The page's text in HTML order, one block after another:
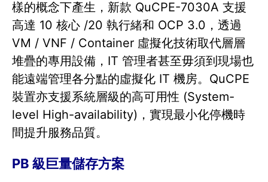
樣的概念下產生，新款 QuCPE-7030A 支援
高達 10 核心 /20 執行緒和 OCP 3.0，透過
VM / VNF / Container 虛擬化技術取代層層
堆疊的專用設備，IT 管理者甚至毋須到現場也
能遠端管理各分點的虛擬化 IT 機房。QuCPE
裝置亦支援系統層級的高可用性 (System-
level High-availability)，實現最小化停機時
間提升服務品質。
PB 級巨量儲存方案